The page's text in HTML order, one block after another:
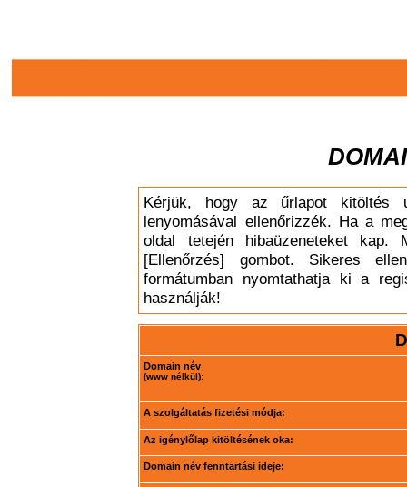
Kérjük, hogy az űrlapot kitöltés
lenyomásával ellenőrizzék. Ha a
oldal tetején hibaüzeneteket
[Ellenőrzés] gombot. Sikeres
formátumban nyomtathatja ki a
használják!
Domain név
(www nélkül):
A szolgáltatás fizetési módja:
Az igénylőlap kitöltésének oka:
Domain név fenntartási ideje: